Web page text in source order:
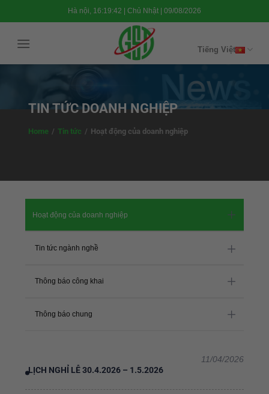
đến
Hà nội, 16:19:43 | Chủ Nhật | 09/08/2026
Tiếng Việt
TIN TỨC DOANH NGHIỆP
Home / Tin tức / Hoạt động của doanh nghiệp
Hoạt động của doanh nghiệp
Tin tức ngành nghề
Thông báo công khai
Thông báo chung
LỊCH NGHỈ LỄ 30.4.2026 – 1.5.2026
11/04/2026